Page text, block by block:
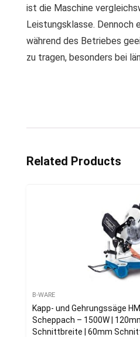
ist die Maschine
Leistungsklasse. Dennoch
während des Betriebes
zu tragen, besonders bei
Related Products
B-WARE
Kapp- und Gehrungssäge
Scheppach – 1500W |
Schnittbreite | 60mm